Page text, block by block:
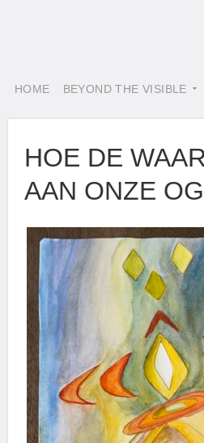
HOME BEYOND THE VISIBLE
HOE DE
AAN ONZE